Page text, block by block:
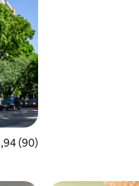
ud af 5 i gennemsnitlig
(90)